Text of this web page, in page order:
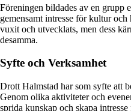
Föreningen bildades av en grupp
gemensamt intresse för kultur
vuxit och utvecklats, men dess
desamma.
Syfte och Verksamhet
Drott Halmstad har som syfte att
Genom olika aktiviteter och
sprida kunskap och skapa